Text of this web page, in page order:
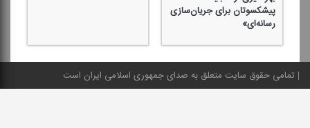
پیشكسوتان برای جریان‌سازی
رسانه‌ای»
تمامی حقوق سایت متعلق به صدای جمهوری اسلامی ایران است